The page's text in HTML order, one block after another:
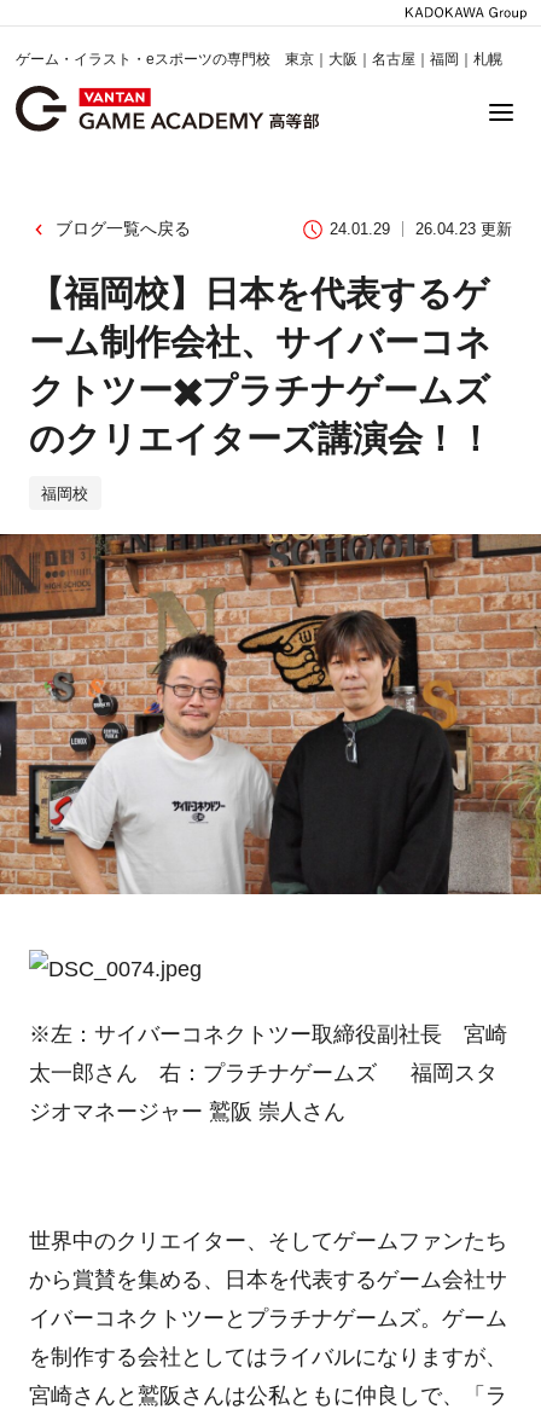
ゲーム・イラスト・eスポーツの専門校 東京｜大阪｜名古屋｜福岡｜札幌
ブログ一覧へ戻る 24.01.29 26.04.23 更新
【福岡校】日本を代表するゲ
ーム制作会社、サイバーコネ
クトツー✖️プラチナゲームズ
のクリエイターズ講演会！！
福岡校
※左：サイバーコネクトツー取締役副社長 宮崎
太一郎さん 右：プラチナゲームズ 福岡スタ
ジオマネージャー 鷲阪 崇人さん
世界中のクリエイター、そしてゲームファンたち
から賞賛を集める、日本を代表するゲーム会社サ
イバーコネクトツーとプラチナゲームズ。ゲーム
を制作する会社としてはライバルになりますが、
宮崎さんと鷲阪さんは公私ともに仲良しで、「ラ